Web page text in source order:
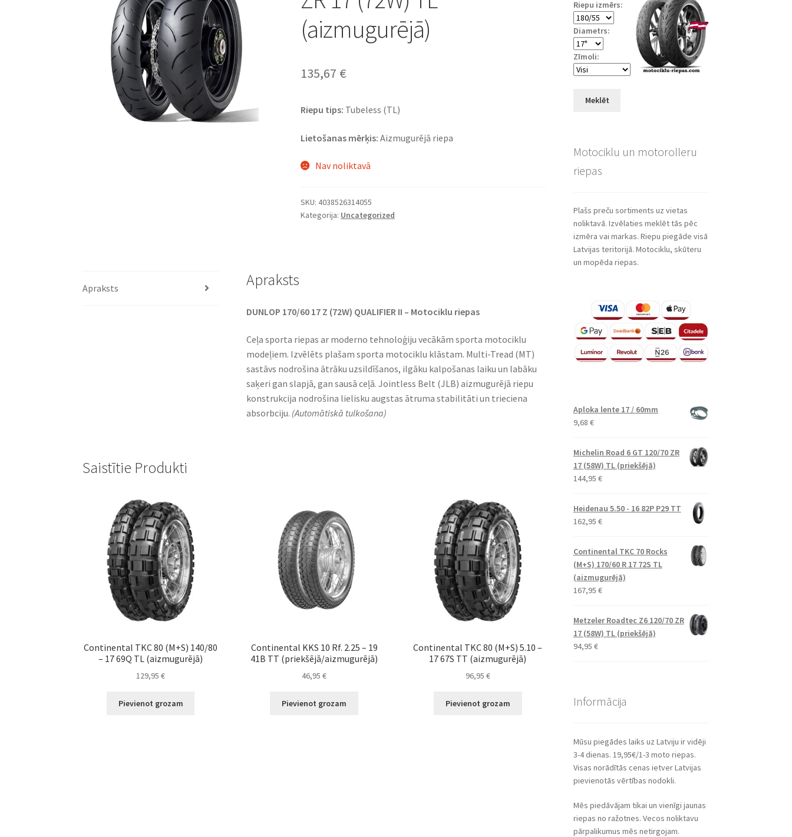
(aizmugurējā)
135,67 €
Riepu tips: Tubeless (TL)
Lietošanas mērķis: Aizmugurējā riepa
Nav noliktavā
SKU:4038526314055
Kategorija: Uncategorized
Apraksts Apraksts
DUNLOP 170/60 17 Z (72W) QUALIFIER II – Motociklu riepas
Ceļa sporta riepas ar moderno tehnoloģiju vecākām sporta motociklu
modeļiem. Izvēlēts plašam sporta motociklu klāstam. Multi-Tread (MT)
sastāvs nodrošina ātrāku uzsildīšanos, ilgāku kalpošanas laiku un labāku
saķeri gan slapjā, gan sausā ceļā. Jointless Belt (JLB) aizmugurējā riepu
konstrukcija nodrošina lielisku augstas ātruma stabilitāti un trieciena
absorbciju. (Automātiskā tulkošana)
Saistītie Produkti
Continental TKC 80 (M+S) 140/80
– 17 69Q TL (aizmugurējā)
129,95€
Pievienot grozam
Continental KKS 10 Rf. 2.25 – 19
41B TT (priekšējā/aizmugurējā)
46,95€
Pievienot grozam
Continental TKC 80 (M+S) 5.10 –
17 67S TT (aizmugurējā)
96,95 €
Pievienot grozam
Riepu izmērs:
Diametrs:
Zīmoli:
Meklēt
Motociklu un motorolleru
riepas
Plašs preču sortiments uz vietas
noliktavā. Izvēlaties meklēt tās pēc
izmēra vai markas. Riepu piegāde visā
Latvijas teritorijā. Motociklu, skūteru
un mopēda riepas.
Aploka lente 17 / 60mm
9,68 €
Michelin Road 6 GT 120/70 ZR
17 (58W) TL (priekšējā)
144,95 €
Heidenau 5.50 - 16 82P P29 TT
162,95 €
Continental TKC 70 Rocks
(M+S) 170/60 R 17 72S TL
(aizmugurējā)
167,95 €
Metzeler Roadtec Z6 120/70 ZR
17 (58W) TL (priekšējā)
94,95 €
Informācija
Mūsu piegādes laiks uz Latviju ir vidēji
3-4 dienas. 19,95€/1-3 moto riepas.
Visas norādītās cenas ietver Latvijas
pievienotās vērtības nodokli.
Mēs piedāvājam tikai un vienīgi jaunas
riepas no ražotnes. Vecos noliktavu
pārpalikumus mēs netirgojam.